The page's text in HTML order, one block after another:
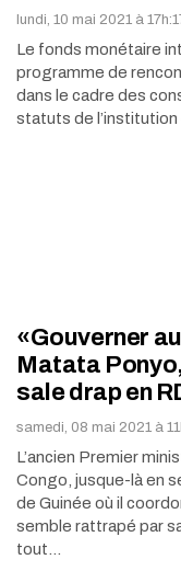
lundi, 10 mai 2021 à
Le fonds monétaire
programme de
dans le cadre des
statuts de
«Gouverner
Matata
sale drap en
samedi, 08 mai 2021 à
L’ancien Premier
Congo, jusque-là en
de Guinée où il
semble rattrapé par
tout…